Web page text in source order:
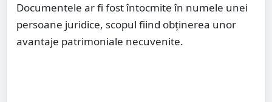
Documentele ar fi fost întocmite în numele unei
persoane juridice, scopul fiind obținerea unor
avantaje patrimoniale necuvenite.